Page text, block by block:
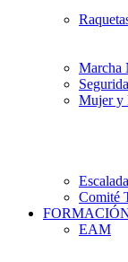
Marcha
Mujer y
Escalada
Comité
EAM